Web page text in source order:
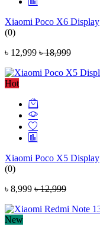
Xiaomi Poco X6 Display
(0)
৳ 12,999 ৳ 18,999
Hot
Xiaomi Poco X5 Display
(0)
৳ 8,999 ৳ 12,999
New